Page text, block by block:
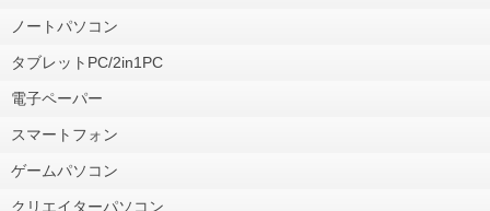
ノートパソコン
タブレットPC/2in1PC
電子ペーパー
スマートフォン
ゲームパソコン
クリエイターパソコン